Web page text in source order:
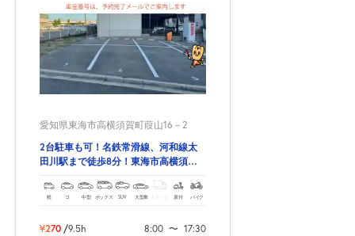
愛知県東海市高横須賀町葭山16－2
2台駐車も可！名鉄常滑線、河和線太
田川駅まで徒歩8分！東海市高横須賀
軽 コ 中型 ボックス SUV 大型車 トラック 原付 バイク
¥270 /9.5h 8:00 〜 17:30